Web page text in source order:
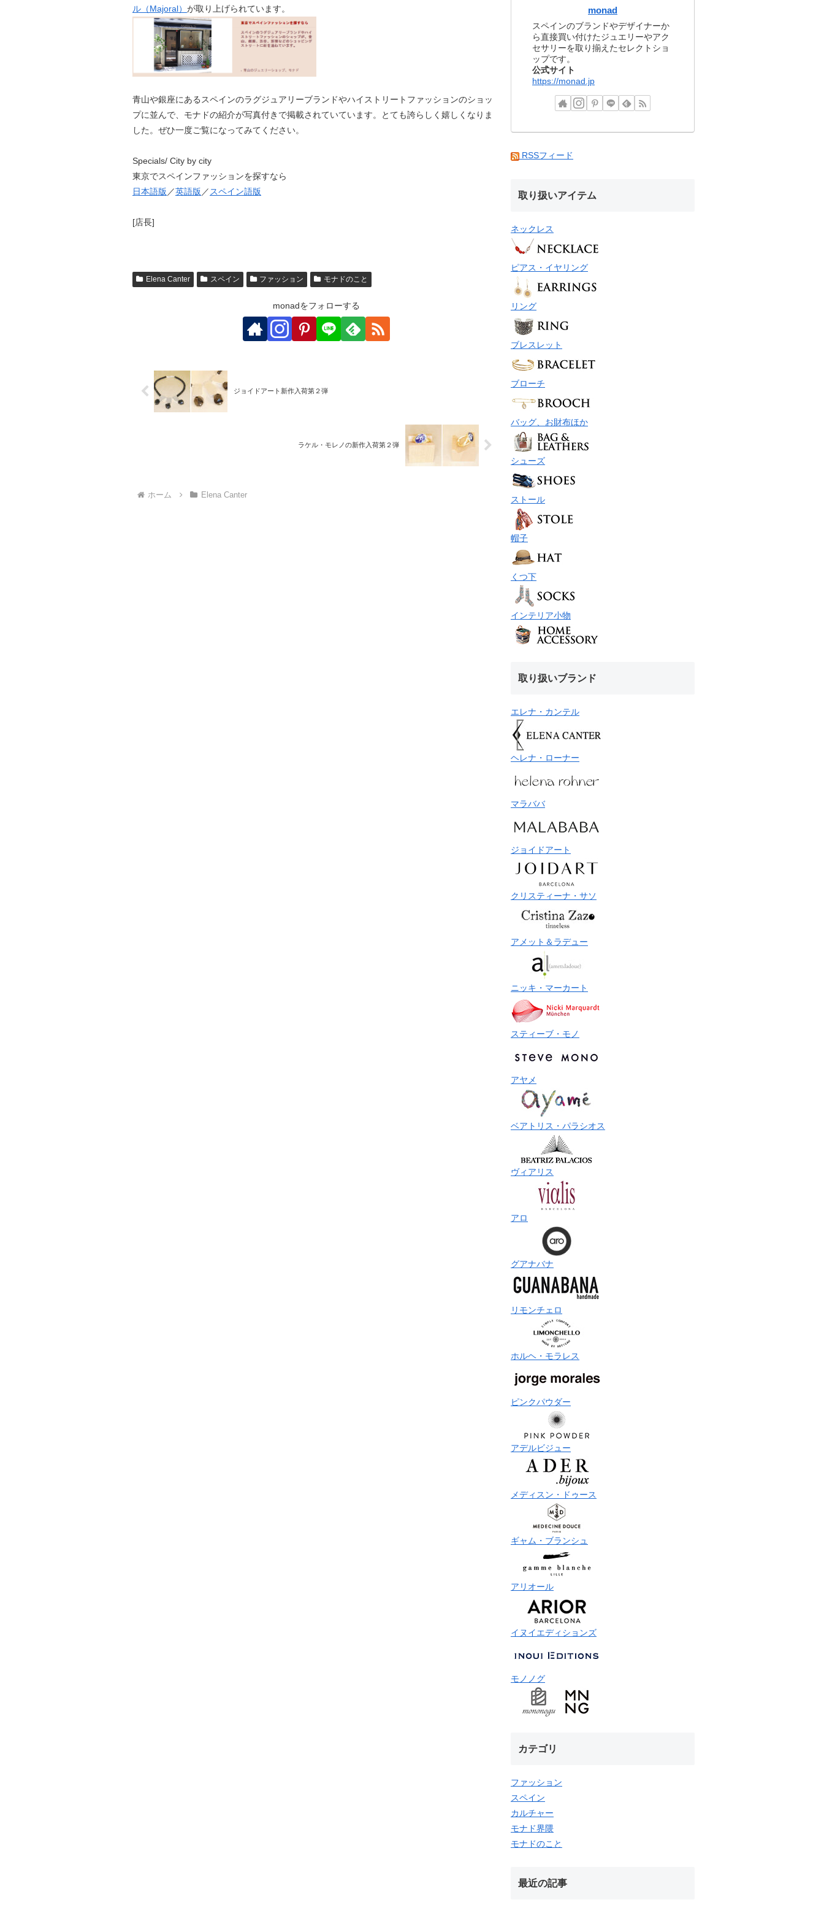
ル（Majoral） が取り上げられています。
青山や銀座にあるスペインのラグジュアリーブランドやハイストリートファッションのショッ
プに並んで、モナドの紹介が写真付きで掲載されていています。とても誇らしく嬉しくなりま
した。ぜひ一度ご覧になってみてください。
Specials/ City by city
東京でスペインファッションを探すなら
日本語版 ／英語版 ／ スペイン語版
[店長]
Elena Canter スペイン ファッション モナドのこと
monadをフォローする
ジョイドアート新作入荷第２弾
ラケル・モレノの新作入荷第２弾
ホーム Elena Canter
monad
スペインのブランドやデザイナーか
ら直接買い付けたジュエリーやアク
セサリーを取り揃えたセレクトショ
ップです。
公式サイト
https://monad.jp
RSSフィード
取り扱いアイテム
ネックレス
ピアス・イヤリング
リング
ブレスレット
ブローチ
バッグ、お財布ほか
シューズ
ストール
帽子
くつ下
インテリア小物
取り扱いブランド
エレナ・カンテル
ヘレナ・ローナー
マラババ
ジョイドアート
クリスティーナ・サソ
アメット＆ラデュー
ニッキ・マーカート
スティーブ・モノ
アヤメ
ベアトリス・パラシオス
ヴィアリス
アロ
グアナバナ
リモンチェロ
ホルヘ・モラレス
ピンクパウダー
アデルビジュー
メディスン・ドゥース
ギャム・ブランシュ
アリオール
イヌイエディションズ
モノノグ
カテゴリ
ファッション
スペイン
カルチャー
モナド界隈
モナドのこと
最近の記事